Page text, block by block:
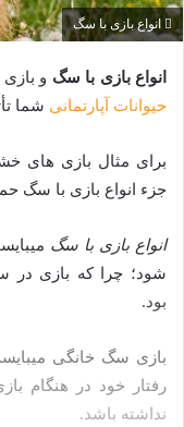
انواع بازی با سگ
انواع بازی با سگ و بازی
حیوانات آپارتمانی شما
برای مثال بازی ‌های
جزء انواع بازی با سگ
انواع بازی با سگ
شود؛ چرا که بازی در
بود.
بازی سگ خانگی
رفتار خود در هنگام
نداشته باشد.